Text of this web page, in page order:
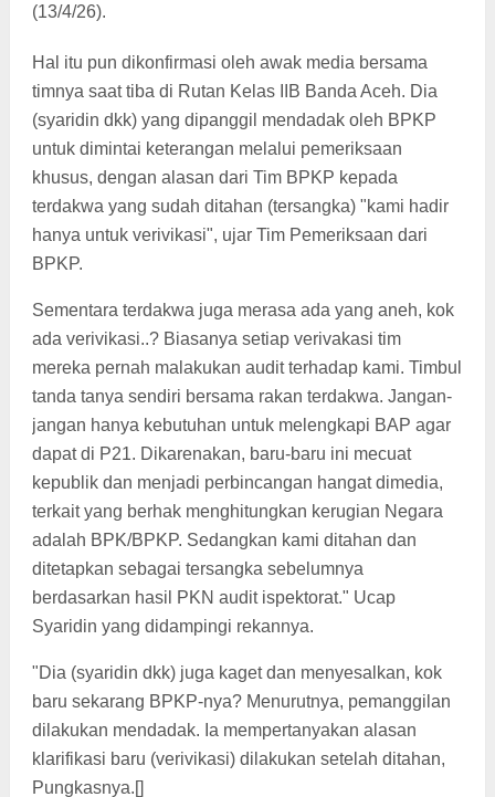
(13/4/26).
Hal itu pun dikonfirmasi oleh awak media bersama
timnya saat tiba di Rutan Kelas IIB Banda Aceh. Dia
(syaridin dkk) yang dipanggil mendadak oleh BPKP
untuk dimintai keterangan melalui pemeriksaan
khusus, dengan alasan dari Tim BPKP kepada
terdakwa yang sudah ditahan (tersangka) "kami hadir
hanya untuk verivikasi", ujar Tim Pemeriksaan dari
BPKP.
Sementara terdakwa juga merasa ada yang aneh, kok
ada verivikasi..? Biasanya setiap verivakasi tim
mereka pernah malakukan audit terhadap kami. Timbul
tanda tanya sendiri bersama rakan terdakwa. Jangan-
jangan hanya kebutuhan untuk melengkapi BAP agar
dapat di P21. Dikarenakan, baru-baru ini mecuat
kepublik dan menjadi perbincangan hangat dimedia,
terkait yang berhak menghitungkan kerugian Negara
adalah BPK/BPKP. Sedangkan kami ditahan dan
ditetapkan sebagai tersangka sebelumnya
berdasarkan hasil PKN audit ispektorat." Ucap
Syaridin yang didampingi rekannya.
"Dia (syaridin dkk) juga kaget dan menyesalkan, kok
baru sekarang BPKP-nya? Menurutnya, pemanggilan
dilakukan mendadak. Ia mempertanyakan alasan
klarifikasi baru (verivikasi) dilakukan setelah ditahan,
Pungkasnya.[]